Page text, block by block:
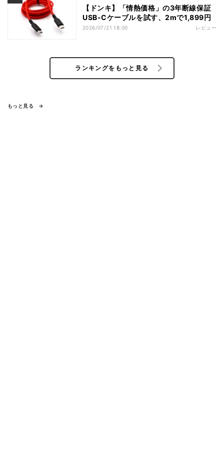
【ドンキ】「情熱価格」の3年断線保証
USB-Cケーブルを試す、2mで1,899円
2026/07/21 18:00 レビュー
ランキングをもっと見る
もっと見る